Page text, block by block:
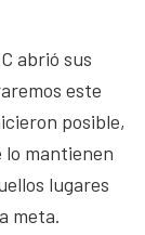
abrió sus
este
posible,
lo mantienen
lugares
meta.